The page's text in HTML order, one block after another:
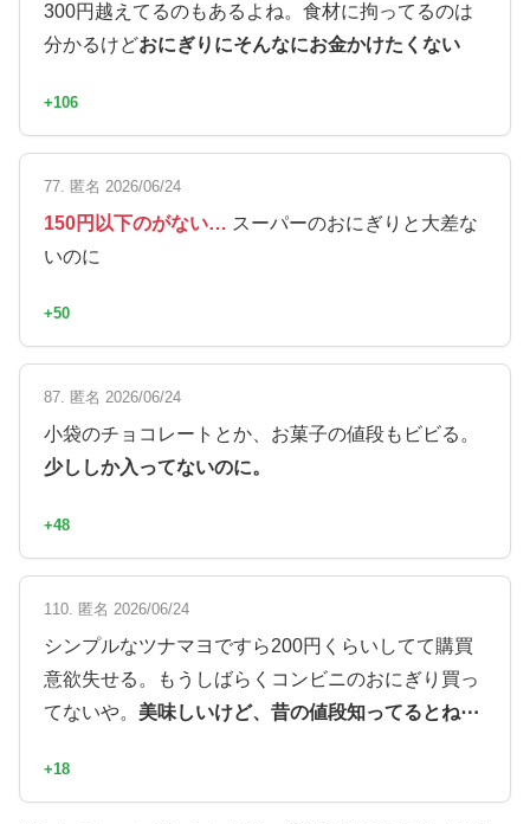
300円越えてるのもあるよね。食材に拘ってるのは
分かるけどおにぎりにそんなにお金かけたくない
+106
77. 匿名 2026/06/24
150円以下のがない… スーパーのおにぎりと大差な
いのに
+50
87. 匿名 2026/06/24
小袋のチョコレートとか、お菓子の値段もビビる。
少ししか入ってないのに。
+48
110. 匿名 2026/06/24
シンプルなツナマヨですら200円くらいしてて購買
意欲失せる。もうしばらくコンビニのおにぎり買っ
てないや。 美味しいけど、昔の値段知ってるとね⋯
+18